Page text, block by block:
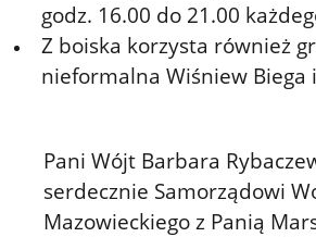
godz. 16.00 do 21.00
Z boiska korzysta również
nieformalna Wiśniew Biega
Pani Wójt Barbara
serdecznie Samorządowi
Mazowieckiego z Panią